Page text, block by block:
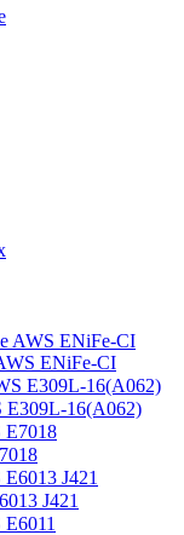
ENiFe-CI
16(A062)
J421